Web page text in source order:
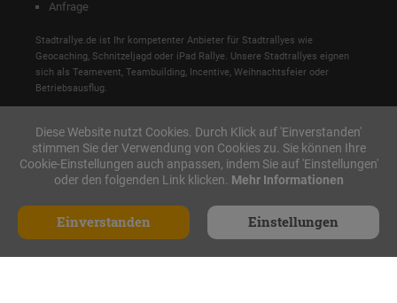
Anfrage
Stadtrallye.de ist Ihr kompetenter Anbieter für Stadtrallyes wie
Geocaching, Schnitzeljagd oder iPad Rallye. Unsere Stadtrallyes eignen
sich als Teamevent, Teambuilding, Incentive, Weihnachtsfeier oder
Betriebsausflug.
Made with ♥ in Nürnberg
Diese Website nutzt Cookies. Durch Klick auf 'Einverstanden'
stimmen Sie der Verwendung von Cookies zu. Sie können Ihre
Cookie-Einstellungen auch anpassen, indem Sie auf 'Einstellungen'
oder den folgenden Link klicken. Mehr Informationen
Einverstanden Einstellungen